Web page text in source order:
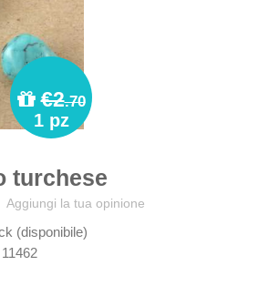
€2.70
1 pz
turchese
Aggiungi la tua opinione
(disponibile)